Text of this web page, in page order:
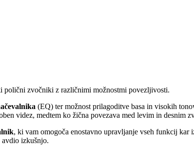
polični zvočniki z različnimi možnostmi povezljivosti.
(EQ) ter možnost prilagoditve basa in visokih
videz, medtem ko žična povezava med levim in
, ki vam omogoča enostavno upravljanje vseh funkcij kar
izkušnjo.